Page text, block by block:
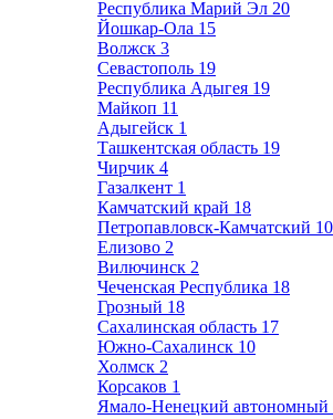
Республика Марий Эл 20
Йошкар-Ола 15
Волжск 3
Севастополь 19
Республика Адыгея 19
Майкоп 11
Адыгейск 1
Ташкентская область 19
Чирчик 4
Газалкент 1
Камчатский край 18
Петропавловск-Камчатский 10
Елизово 2
Вилючинск 2
Чеченская Республика 18
Грозный 18
Сахалинская область 17
Южно-Сахалинск 10
Холмск 2
Корсаков 1
Ямало-Ненецкий автономный